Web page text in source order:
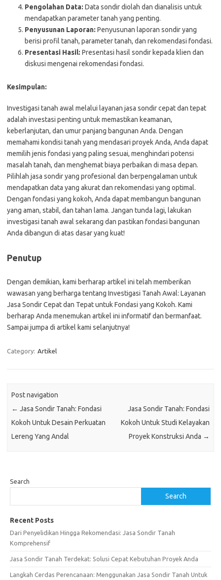
Pengolahan Data: Data sondir diolah dan dianalisis untuk
mendapatkan parameter tanah yang penting.
Penyusunan Laporan: Penyusunan laporan sondir yang
berisi profil tanah, parameter tanah, dan rekomendasi fondasi.
Presentasi Hasil: Presentasi hasil sondir kepada klien dan
diskusi mengenai rekomendasi fondasi.
Kesimpulan:
Investigasi tanah awal melalui layanan jasa sondir cepat dan tepat
adalah investasi penting untuk memastikan keamanan,
keberlanjutan, dan umur panjang bangunan Anda. Dengan
memahami kondisi tanah yang mendasari proyek Anda, Anda dapat
memilih jenis fondasi yang paling sesuai, menghindari potensi
masalah tanah, dan menghemat biaya perbaikan di masa depan.
Pilihlah jasa sondir yang profesional dan berpengalaman untuk
mendapatkan data yang akurat dan rekomendasi yang optimal.
Dengan fondasi yang kokoh, Anda dapat membangun bangunan
yang aman, stabil, dan tahan lama. Jangan tunda lagi, lakukan
investigasi tanah awal sekarang dan pastikan fondasi bangunan
Anda dibangun di atas dasar yang kuat!
Penutup
Dengan demikian, kami berharap artikel ini telah memberikan
wawasan yang berharga tentang Investigasi Tanah Awal: Layanan
Jasa Sondir Cepat dan Tepat untuk Fondasi yang Kokoh. Kami
berharap Anda menemukan artikel ini informatif dan bermanfaat.
Sampai jumpa di artikel kami selanjutnya!
Category: Artikel
Post navigation
← Jasa Sondir Tanah: Fondasi
Kokoh Untuk Desain Perkuatan
Lereng Yang Andal
Jasa Sondir Tanah: Fondasi
Kokoh Untuk Studi Kelayakan
Proyek Konstruksi Anda →
Search
Search
Recent Posts
Dari Penyelidikan Hingga Rekomendasi: Jasa Sondir Tanah
Komprehensif
Jasa Sondir Tanah Terdekat: Solusi Cepat Kebutuhan Proyek Anda
Langkah Cerdas Perencanaan: Menggunakan Jasa Sondir Tanah Untuk